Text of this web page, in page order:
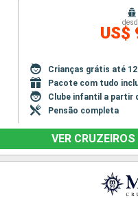
US$
Crianças grátis até
Pacote com tudo
Clube infantil a partir
Pensão completa
VER CRUZEIROS